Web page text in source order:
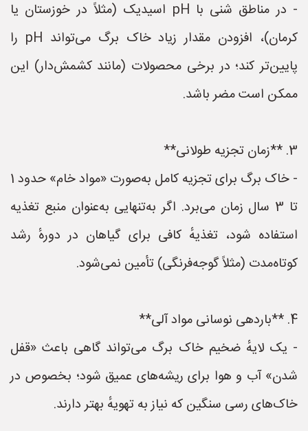
- در مناطق شنی با pH اسیدیک (مثلاً در خوزستان یا
کرمان)، افزودن مقدار زیاد خاک برگ می‌تواند pH را
پایین‌تر کند؛ در برخی محصولات (مانند کشمش‌دار) این
ممکن است مضر باشد.
3. **زمان تجزیه طولانی**
- خاک برگ برای تجزیه کامل به‌صورت «مواد خام» حدود 1
تا 3 سال زمان می‌برد. اگر به‌تنهایی به‌عنوان منبع تغذیه
استفاده شود، تغذیهٔ کافی برای گیاهان در دورهٔ رشد
کوتاه‌مدت (مثلاً گوجه‌فرنگی) تأمین نمی‌شود.
4. **باردهی نوسانی مواد آلی**
- یک لایهٔ ضخیم خاک برگ می‌تواند گاهی باعث «قفل
شدن» آب و هوا برای ریشه‌های عمیق شود؛ بخصوص در
خاک‌های رسی سنگین که نیاز به تهویهٔ بهتر دارند.